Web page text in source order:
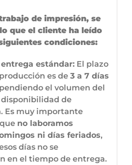
de impresión, se
que el cliente ha leído
condiciones:
estándar:El plazo
es de 3 a 7 días
el volumen del
disponibilidad de
Es muy importante
no laboramos
ni días feriados,
días no se
en el tiempo de entrega.